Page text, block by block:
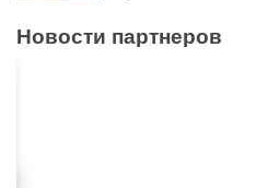
Новости партнеров